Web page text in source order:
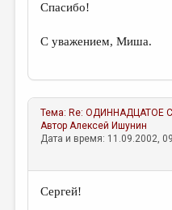
Спасибо!
С уважением, Миша.
Тема: Re: ОДИННАДЦАТОЕ
АвторАлексей Ишунин
Дата и время: 11.09.2002,
Сергей!